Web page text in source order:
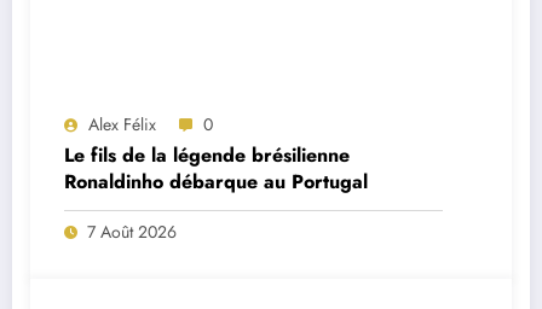
Alex Félix 0
Le fils de la légende brésilienne
Ronaldinho débarque au Portugal
7 Août 2026